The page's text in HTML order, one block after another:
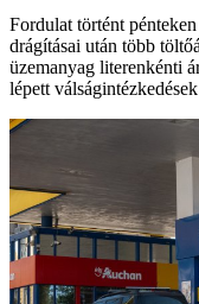
Fordulat történt
drágításai után több
üzemanyag literenkénti
lépett